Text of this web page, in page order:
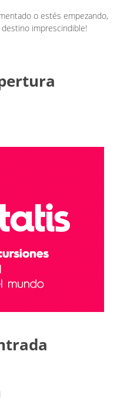
o estés empezando,
imprescindible!